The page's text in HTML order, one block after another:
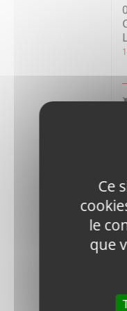
Ce
le
que